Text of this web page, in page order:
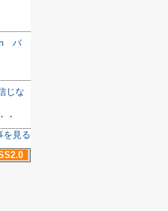
バ
じな
・
を見る